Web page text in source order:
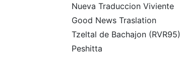
Nueva Traduccion Viviente
Good News Traslation
Tzeltal de Bachajon (RVR95)
Peshitta